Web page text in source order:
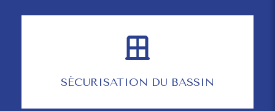
SÉCURISATION DU BASSIN